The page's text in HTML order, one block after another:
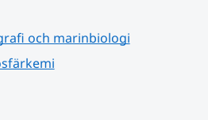
och marinbiologi